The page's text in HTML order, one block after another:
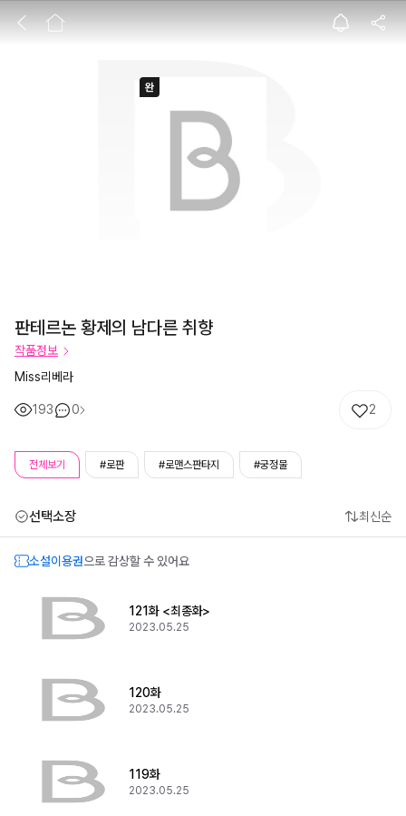
판테르논 황제의
판테르논 황제의 남다른 취향
작품정보
Miss리베라
193 0 2
전체보기 #로판 #로맨스판타지 #궁정물
선택소장 최신순
소설이용권으로 감상할 수 있어요
121화 <최종화>
2023.05.25
120화
2023.05.25
119화
2023.05.25